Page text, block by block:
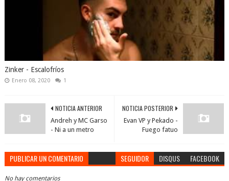
Zinker - Escalofríos
Enero 08, 2020 1
NOTICIA POSTERIOR
Evan VP y Pekado -
Fuego fatuo
NOTICIA ANTERIOR
Andreh y MC Garso
- Ni a un metro
PUBLICAR UN COMENTARIO SEGUIDOR DISQUS FACEBOOK
No hay comentarios